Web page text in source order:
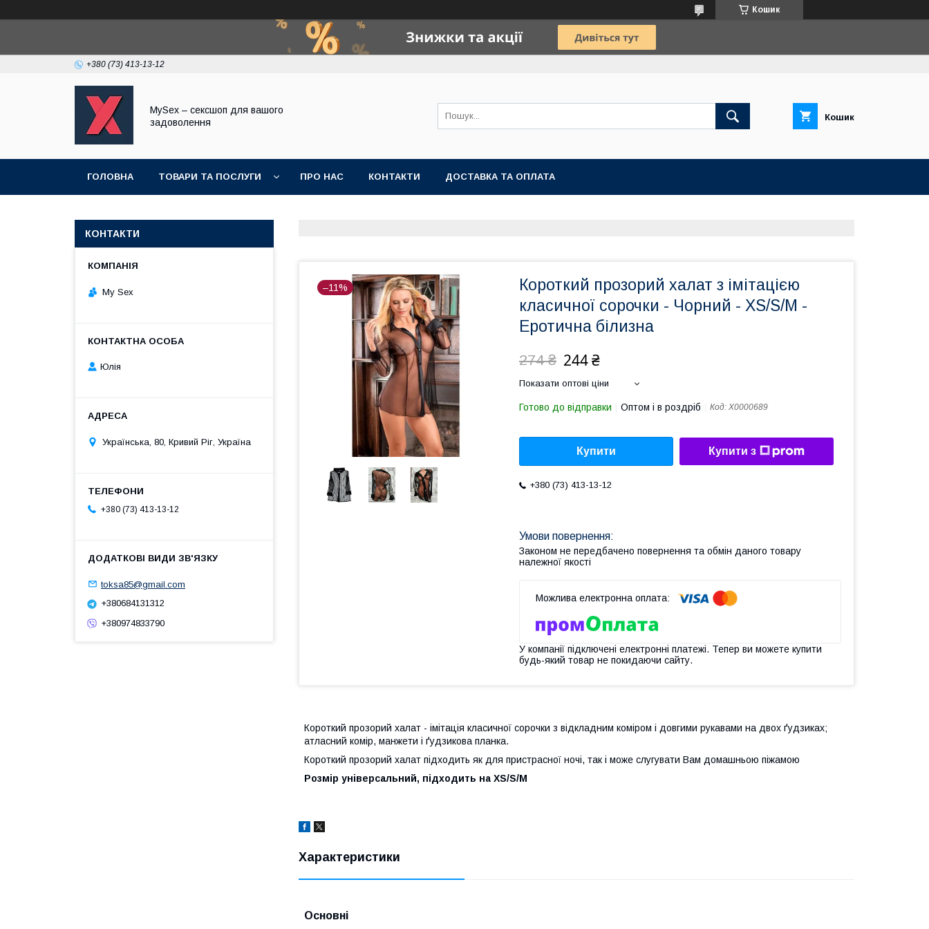
Кошик
+380 (73) 413-13-12
MySex – сексшоп для вашого
задоволення
Кошик
ГОЛОВНА ТОВАРИ ТА ПОСЛУГИ ПРО НАС КОНТАКТИ ДОСТАВКА ТА ОПЛАТА
–11%
Короткий прозорий халат з імітацією
класичної сорочки - Чорний - XS/S/M -
Еротична білизна
274 ₴ 244 ₴
Показати оптові ціни
Готово до відправки Оптом і в роздріб Код: X0000689
Купити Купити з
+380 (73) 413-13-12
Законом не передбачено повернення та обмін даного товару
належної якості
У компанії підключені електронні платежі. Тепер ви можете купити
будь-який товар не покидаючи сайту.
Короткий прозорий халат - імітація класичної сорочки з відкладним коміром і довгими рукавами на двох ґудзиках;
атласний комір, манжети і ґудзикова планка.
Короткий прозорий халат підходить як для пристрасної ночі, так і може слугувати Вам домашньою піжамою
Розмір універсальний, підходить на XS/S/M
Характеристики
Основні
КОНТАКТИ
My Sex
Юлія
Українська, 80, Кривий Ріг, Україна
+380 (73) 413-13-12
toksa85@gmail.com
+380684131312
+380974833790